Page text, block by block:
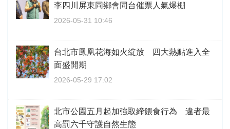
李四川屏東同鄉會同台催票人氣爆棚
2026-05-31 10:46
台北市鳳凰花海如火綻放 四大熱點進入全
面盛開期
2026-05-29 17:02
北市公園五月起加強取締餵食行為 違者最
高罰六千守護自然生態